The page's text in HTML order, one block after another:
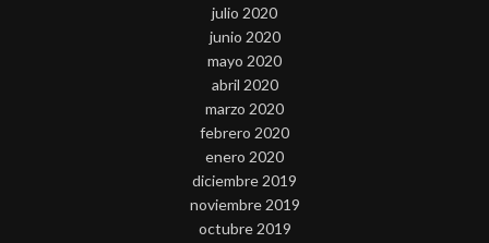
julio 2020
junio 2020
mayo 2020
abril 2020
marzo 2020
febrero 2020
enero 2020
diciembre 2019
noviembre 2019
octubre 2019